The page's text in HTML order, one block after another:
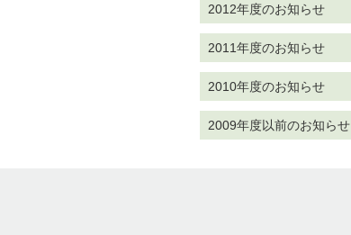
2012年度のお知らせ
2011年度のお知らせ
2010年度のお知らせ
2009年度以前のお知らせ